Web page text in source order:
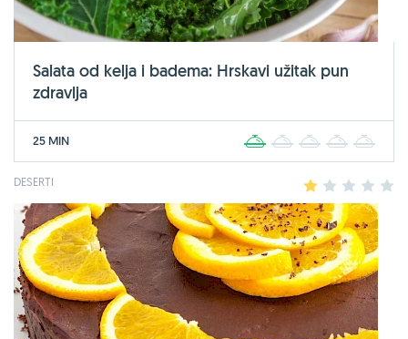
Salata od kelja i badema: Hrskavi užitak pun
zdravlja
25 MIN 2 3 4
DESERTI 2 3 4